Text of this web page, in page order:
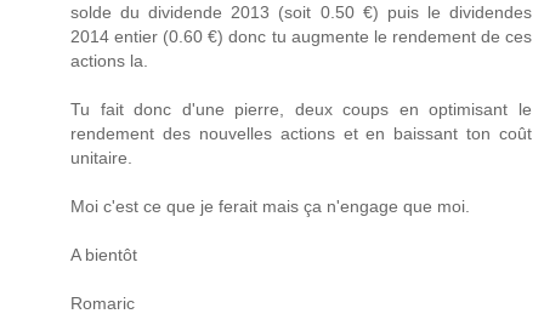
solde du dividende 2013 (soit 0.50 €) puis le dividendes
2014 entier (0.60 €) donc tu augmente le rendement de ces
actions la.
Tu fait donc d'une pierre, deux coups en optimisant le
rendement des nouvelles actions et en baissant ton coût
unitaire.
Moi c'est ce que je ferait mais ça n'engage que moi.
A bientôt
Romaric